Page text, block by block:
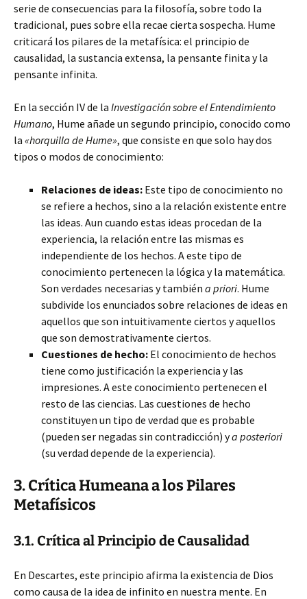
serie de consecuencias para la filosofía, sobre todo la
tradicional, pues sobre ella recae cierta sospecha. Hume
criticará los pilares de la metafísica: el principio de
causalidad, la sustancia extensa, la pensante finita y la
pensante infinita.
En la sección IV de la Investigación sobre el Entendimiento
Humano, Hume añade un segundo principio, conocido como
la «horquilla de Hume», que consiste en que solo hay dos
tipos o modos de conocimiento:
Relaciones de ideas: Este tipo de conocimiento no
se refiere a hechos, sino a la relación existente entre
las ideas. Aun cuando estas ideas procedan de la
experiencia, la relación entre las mismas es
independiente de los hechos. A este tipo de
conocimiento pertenecen la lógica y la matemática.
Son verdades necesarias y también a priori. Hume
subdivide los enunciados sobre relaciones de ideas en
aquellos que son intuitivamente ciertos y aquellos
que son demostrativamente ciertos.
Cuestiones de hecho: El conocimiento de hechos
tiene como justificación la experiencia y las
impresiones. A este conocimiento pertenecen el
resto de las ciencias. Las cuestiones de hecho
constituyen un tipo de verdad que es probable
(pueden ser negadas sin contradicción) ya posteriori
(su verdad depende de la experiencia).
3. Crítica Humeana a los Pilares
Metafísicos
3.1. Crítica al Principio de Causalidad
En Descartes, este principio afirma la existencia de Dios
como causa de la idea de infinito en nuestra mente. En